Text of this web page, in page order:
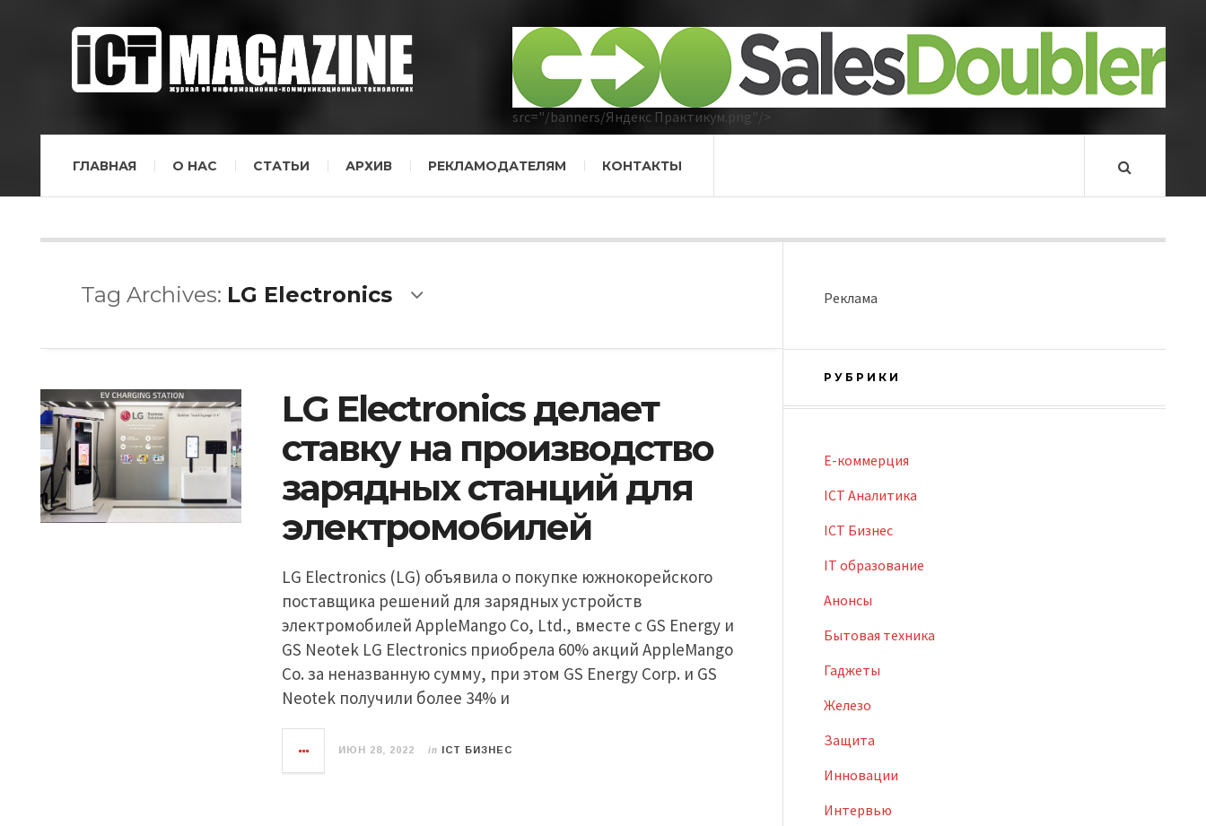
src="/banners/Яндекс Практикум.png"/>
ГЛАВНАЯ О НАС СТАТЬИ АРХИВ РЕКЛАМОДАТЕЛЯМ КОНТАКТЫ
Tag Archives: LG Electronics
LG Electronics делает
ставку на производство
зарядных станций для
электромобилей
LG Electronics (LG) объявила о покупке южнокорейского
поставщика решений для зарядных устройств
электромобилей AppleMango Co, Ltd., вместе с GS Energy и
GS Neotek LG Electronics приобрела 60% акций AppleMango
Co. за неназванную сумму, при этом GS Energy Corp. и GS
Neotek получили более 34% и
ИЮН 28, 2022 in ICT БИЗНЕС
Реклама
РУБРИКИ
E-коммерция
ICT Аналитика
ICT Бизнес
IT образование
Анонсы
Бытовая техника
Гаджеты
Железо
Защита
Инновации
Интервью